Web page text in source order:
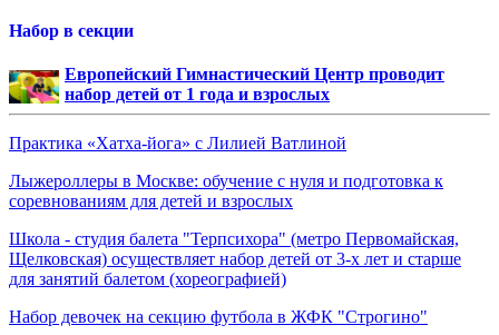
Набор в секции
Европейский Гимнастический Центр проводит
набор детей от 1 года и взрослых
Практика «Хатха-йога» с Лилией Ватлиной
Лыжероллеры в Москве: обучение с нуля и подготовка к
соревнованиям для детей и взрослых
Школа - студия балета "Терпсихора" (метро Первомайская,
Щелковская) осуществляет набор детей от 3-х лет и старше
для занятий балетом (хореографией)
Набор девочек на секцию футбола в ЖФК "Строгино"